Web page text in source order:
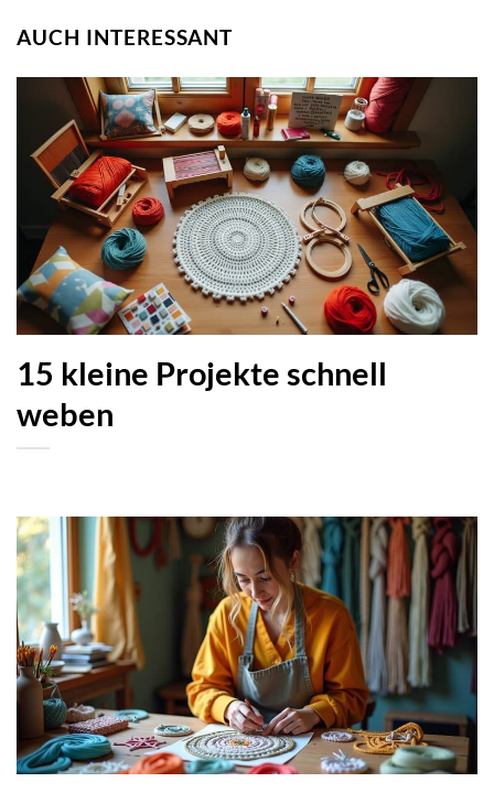
AUCH INTERESSANT
15 kleine Projekte schnell
weben